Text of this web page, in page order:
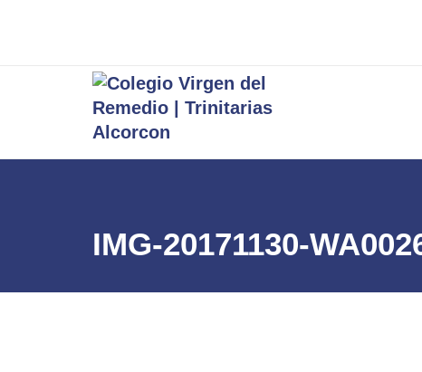
IMG-20171130-